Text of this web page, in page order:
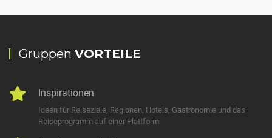
Gruppen VORTEILE
Inspirationen
Ideen für Reiseziele, Regionen, Hotels, Gastronomie und das
Reiseprogramm auf einer Plattform.